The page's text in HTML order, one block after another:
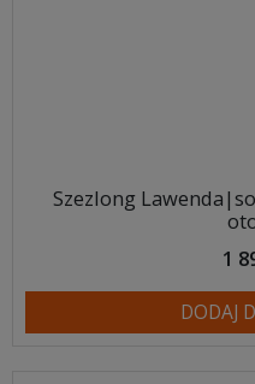
Szezlong
1
DODAJ